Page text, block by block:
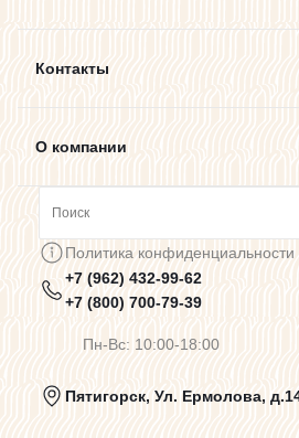
Контакты
О компании
Предупреждения о цветопередаче
Политика конфиденциальности
Политика конфиденциальности
+7 (962) 432-99-62
+7 (800) 700-79-39
Пн-Вс: 10:00-18:00
Пятигорск, Ул. Ермолова,